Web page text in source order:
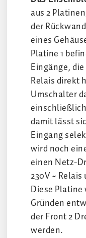
aus 2
der
eines
Platine 1
Eingänge,
Relais direkt
Umschalter
damit lässt
Eingang
wird noch
einen Netz-
230V ~
Diese
Gründen
der Front 2
werden.